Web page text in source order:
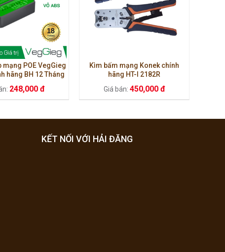
mạng POE VegGieg
hãng BH 12 Tháng
248,000 đ
Kìm bấm mạng Konek chính
hãng HT-I 2182R
Giá bán: 450,000 đ
KẾT NỐI VỚI HẢI ĐĂNG